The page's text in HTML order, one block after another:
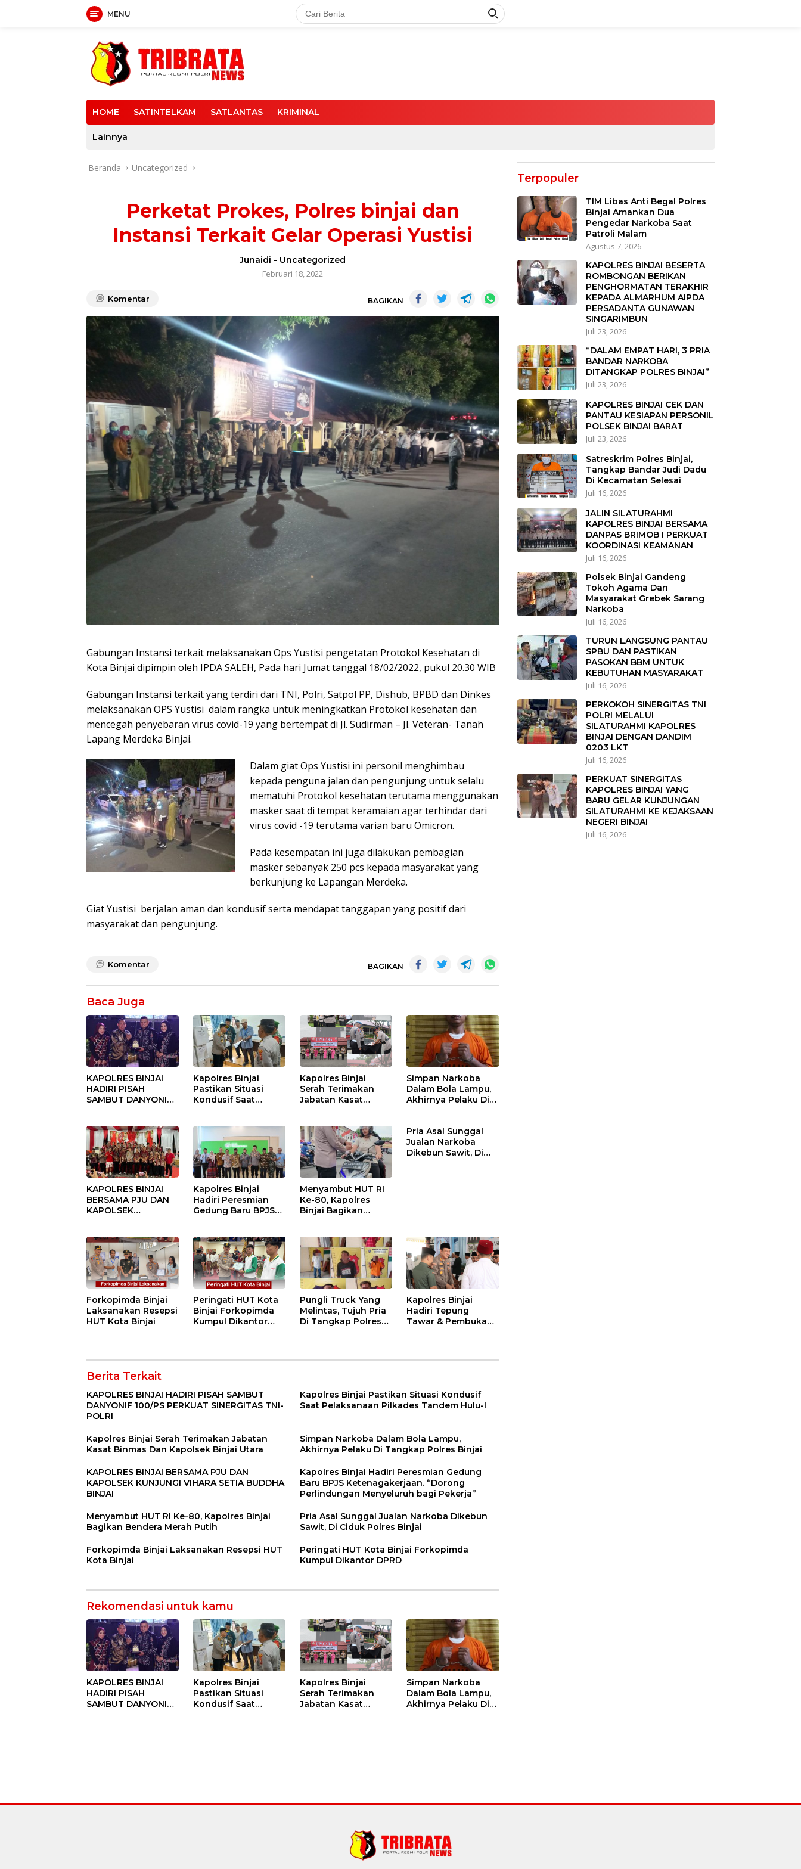
MENU
HOME SATINTELKAM SATLANTAS KRIMINAL
Lainnya
Beranda Uncategorized
Perketat Prokes, Polres binjai dan
Instansi Terkait Gelar Operasi Yustisi
Junaidi - Uncategorized
Februari 18, 2022
Komentar BAGIKAN
Gabungan Instansi terkait melaksanakan Ops Yustisi pengetatan Protokol Kesehatan di
Kota Binjai dipimpin oleh IPDA SALEH, Pada hari Jumat tanggal 18/02/2022, pukul 20.30 WIB
Gabungan Instansi terkait yang terdiri dari TNI, Polri, Satpol PP, Dishub, BPBD dan Dinkes
melaksanakan OPS Yustisi dalam rangka untuk meningkatkan Protokol kesehatan dan
mencegah penyebaran virus covid-19 yang bertempat di Jl. Sudirman – Jl. Veteran- Tanah
Lapang Merdeka Binjai.
Dalam giat Ops Yustisi ini personil menghimbau
kepada penguna jalan dan pengunjung untuk selalu
mematuhi Protokol kesehatan terutama menggunakan
masker saat di tempat keramaian agar terhindar dari
virus covid -19 terutama varian baru Omicron.
Pada kesempatan ini juga dilakukan pembagian
masker sebanyak 250 pcs kepada masyarakat yang
berkunjung ke Lapangan Merdeka.
Giat Yustisi berjalan aman dan kondusif serta mendapat tanggapan yang positif dari
masyarakat dan pengunjung.
Komentar BAGIKAN
Baca Juga
KAPOLRES BINJAI
HADIRI PISAH
SAMBUT DANYONIF
POLRI
Kapolres Binjai
Pastikan Situasi
Kondusif Saat
Kapolres Binjai
Serah Terimakan
Jabatan Kasat
Utara
Simpan Narkoba
Dalam Bola Lampu,
Akhirnya Pelaku Di
KAPOLRES BINJAI
BERSAMA PJU DAN
KAPOLSEK
BINJAI
Kapolres Binjai
Hadiri Peresmian
Gedung Baru BPJS
Perlindungan
Menyeluruh bagi
Pekerja”
Menyambut HUT RI
Ke-80, Kapolres
Binjai Bagikan
Pria Asal Sunggal
Jualan Narkoba
Dikebun Sawit, Di
Forkopimda Binjai
Laksanakan Resepsi
HUT Kota Binjai
Peringati HUT Kota
Binjai Forkopimda
Kumpul Dikantor
Pungli Truck Yang
Melintas, Tujuh Pria
Di Tangkap Polres
Kapolres Binjai
Hadiri Tepung
Tawar & Pembukaan
Berita Terkait
KAPOLRES BINJAI HADIRI PISAH SAMBUT
DANYONIF 100/PS PERKUAT SINERGITAS TNI-
POLRI
Kapolres Binjai Pastikan Situasi Kondusif
Saat Pelaksanaan Pilkades Tandem Hulu-I
Kapolres Binjai Serah Terimakan Jabatan
Kasat Binmas Dan Kapolsek Binjai Utara
Simpan Narkoba Dalam Bola Lampu,
Akhirnya Pelaku Di Tangkap Polres Binjai
KAPOLRES BINJAI BERSAMA PJU DAN
KAPOLSEK KUNJUNGI VIHARA SETIA BUDDHA
BINJAI
Kapolres Binjai Hadiri Peresmian Gedung
Baru BPJS Ketenagakerjaan. “Dorong
Perlindungan Menyeluruh bagi Pekerja”
Menyambut HUT RI Ke-80, Kapolres Binjai
Bagikan Bendera Merah Putih
Pria Asal Sunggal Jualan Narkoba Dikebun
Sawit, Di Ciduk Polres Binjai
Forkopimda Binjai Laksanakan Resepsi HUT
Kota Binjai
Peringati HUT Kota Binjai Forkopimda
Kumpul Dikantor DPRD
Rekomendasi untuk kamu
KAPOLRES BINJAI
HADIRI PISAH
SAMBUT DANYONIF
Kapolres Binjai
Pastikan Situasi
Kondusif Saat
Kapolres Binjai
Serah Terimakan
Jabatan Kasat
Simpan Narkoba
Dalam Bola Lampu,
Akhirnya Pelaku Di
Terpopuler
TIM Libas Anti Begal Polres
Binjai Amankan Dua
Pengedar Narkoba Saat
Patroli Malam
Agustus 7, 2026
KAPOLRES BINJAI BESERTA
ROMBONGAN BERIKAN
PENGHORMATAN TERAKHIR
KEPADA ALMARHUM AIPDA
PERSADANTA GUNAWAN
SINGARIMBUN
Juli 23, 2026
“DALAM EMPAT HARI, 3 PRIA
BANDAR NARKOBA
DITANGKAP POLRES BINJAI”
Juli 23, 2026
KAPOLRES BINJAI CEK DAN
PANTAU KESIAPAN PERSONIL
POLSEK BINJAI BARAT
Juli 23, 2026
Satreskrim Polres Binjai,
Tangkap Bandar Judi Dadu
Di Kecamatan Selesai
Juli 16, 2026
JALIN SILATURAHMI
KAPOLRES BINJAI BERSAMA
DANPAS BRIMOB I PERKUAT
KOORDINASI KEAMANAN
Juli 16, 2026
Polsek Binjai Gandeng
Tokoh Agama Dan
Masyarakat Grebek Sarang
Narkoba
Juli 16, 2026
TURUN LANGSUNG PANTAU
SPBU DAN PASTIKAN
PASOKAN BBM UNTUK
KEBUTUHAN MASYARAKAT
Juli 16, 2026
PERKOKOH SINERGITAS TNI
POLRI MELALUI
SILATURAHMI KAPOLRES
BINJAI DENGAN DANDIM
0203 LKT
Juli 16, 2026
PERKUAT SINERGITAS
KAPOLRES BINJAI YANG
BARU GELAR KUNJUNGAN
SILATURAHMI KE KEJAKSAAN
NEGERI BINJAI
Juli 16, 2026